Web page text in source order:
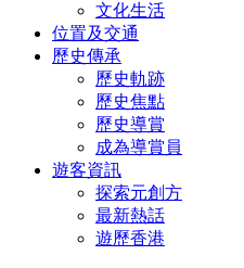
文化生活
位置及交通
歷史傳承
歷史軌跡
歷史焦點
歷史導賞
成為導賞員
遊客資訊
探索元創方
最新熱話
遊歷香港